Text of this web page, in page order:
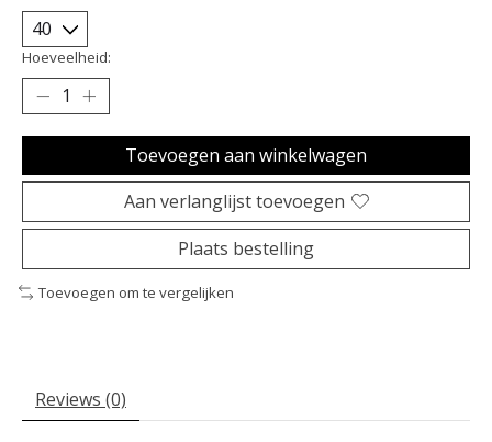
Hoeveelheid:
Toevoegen aan winkelwagen
Aan verlanglijst toevoegen
Plaats bestelling
Toevoegen om te vergelijken
Reviews (0)